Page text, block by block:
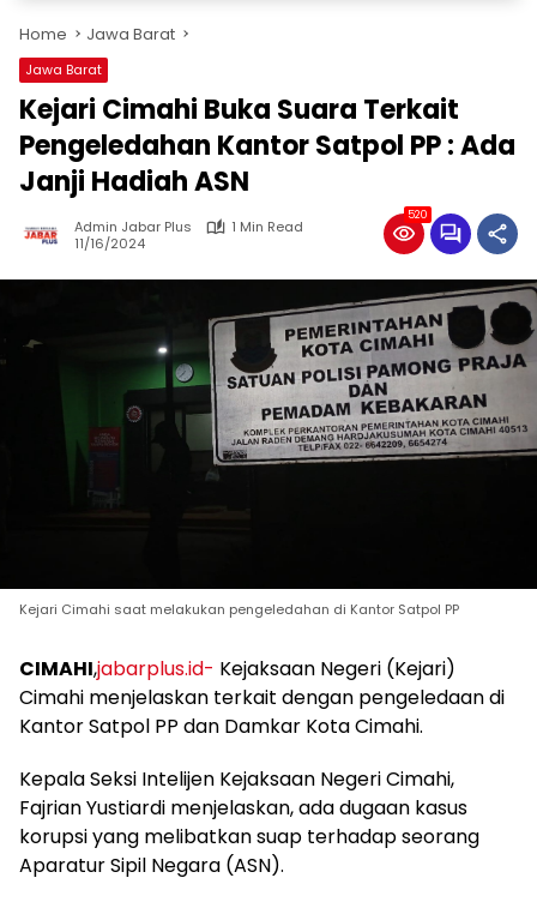
Home Jawa Barat
Jawa Barat
Kejari Cimahi Buka Suara Terkait
Pengeledahan Kantor Satpol PP : Ada
Janji Hadiah ASN
Admin Jabar Plus
1 Min Read
11/16/2024
520
Kejari Cimahi saat melakukan pengeledahan di Kantor Satpol PP
CIMAHI,jabarplus.id- Kejaksaan Negeri (Kejari)
Cimahi menjelaskan terkait dengan pengeledaan di
Kantor Satpol PP dan Damkar Kota Cimahi.
Kepala Seksi Intelijen Kejaksaan Negeri Cimahi,
Fajrian Yustiardi menjelaskan, ada dugaan kasus
korupsi yang melibatkan suap terhadap seorang
Aparatur Sipil Negara (ASN).